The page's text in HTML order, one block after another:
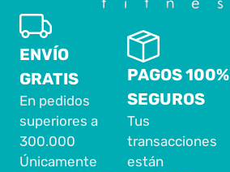
ENVÍO
GRATIS
En pedidos
superiores a
300.000
Únicamente
PAGOS 100%
SEGUROS
Tus
transacciones
están